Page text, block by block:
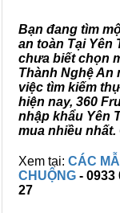
Bạn đang tìm
an toàn Tại Yên
chưa biết chọn
Thành Nghệ An
việc tìm kiếm
hiện nay, 360
nhập khẩu Yên
mua nhiều
Xem tại: CÁC
CHUỘNG - 0933
27